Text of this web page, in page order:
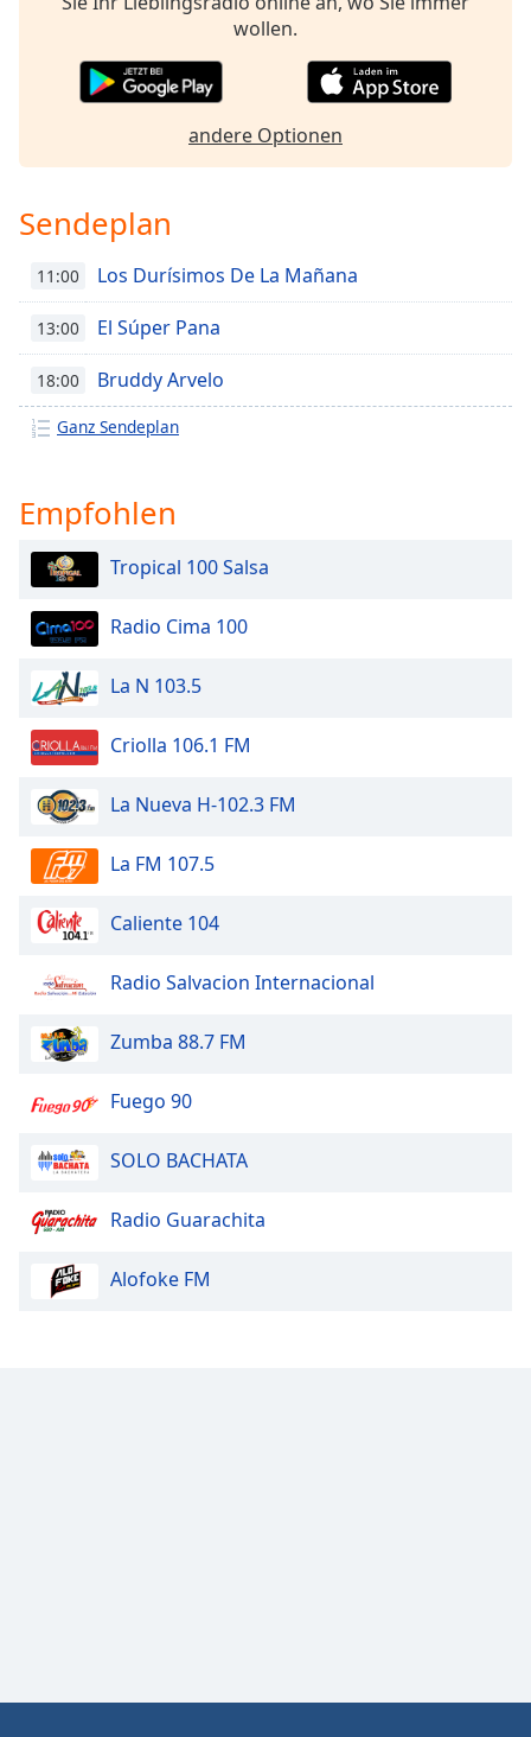
Area
Color
Opacity
Font
Style
Done
Modal
Dialog
window.
wollen.
andere Optionen
Sendeplan
11:00 Los Durísimos De La Mañana
13:00 El Súper Pana
18:00 Bruddy Arvelo
Ganz Sendeplan
Empfohlen
Tropical 100 Salsa
Radio Cima 100
La N 103.5
Criolla 106.1 FM
La Nueva H-102.3 FM
La FM 107.5
Caliente 104
Radio Salvacion Internacional
Zumba 88.7 FM
Fuego 90
SOLO BACHATA
Radio Guarachita
Alofoke FM